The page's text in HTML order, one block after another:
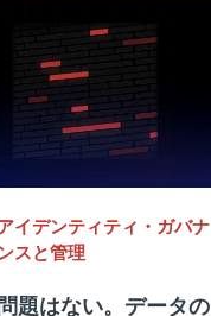
イデンティティ・ガバナ
スと管理
題はない。データの